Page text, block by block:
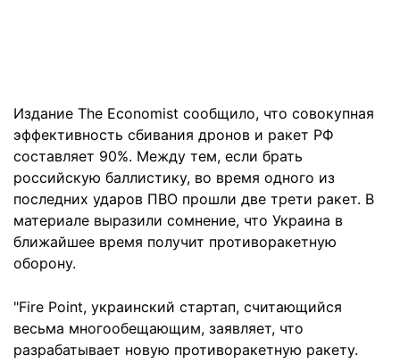
Издание The Economist сообщило, что совокупная
эффективность сбивания дронов и ракет РФ
составляет 90%. Между тем, если брать
российскую баллистику, во время одного из
последних ударов ПВО прошли две трети ракет. В
материале выразили сомнение, что Украина в
ближайшее время получит противоракетную
оборону.
"Fire Point, украинский стартап, считающийся
весьма многообещающим, заявляет, что
разрабатывает новую противоракетную ракету.